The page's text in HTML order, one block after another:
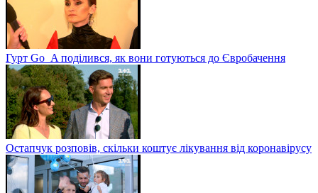
Гурт Go_A поділився, як вони готуються до Євробачення
Остапчук розповів, скільки коштує лікування від коронавірусу